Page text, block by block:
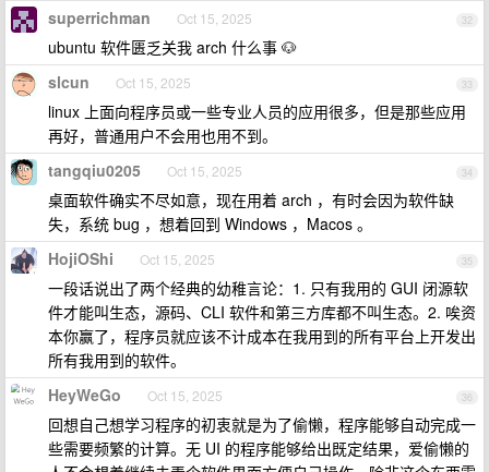
32
superrichman Oct 15, 2025
ubuntu 软件匮乏关我 arch 什么事 🐶
33
slcun Oct 15, 2025
linux 上面向程序员或一些专业人员的应用很多，但是那些应用
再好，普通用户不会用也用不到。
34
tangqiu0205 Oct 15, 2025
桌面软件确实不尽如意，现在用着 arch ，有时会因为软件缺
失，系统 bug ，想着回到 Windows ，Macos 。
35
HojiOShi Oct 15, 2025
一段话说出了两个经典的幼稚言论：1. 只有我用的 GUI 闭源软
件才能叫生态，源码、CLI 软件和第三方库都不叫生态。2. 唉资
本你赢了，程序员就应该不计成本在我用到的所有平台上开发出
所有我用到的软件。
36
HeyWeGo Oct 15, 2025
回想自己想学习程序的初衷就是为了偷懒，程序能够自动完成一
些需要频繁的计算。无 UI 的程序能够给出既定结果，爱偷懒的